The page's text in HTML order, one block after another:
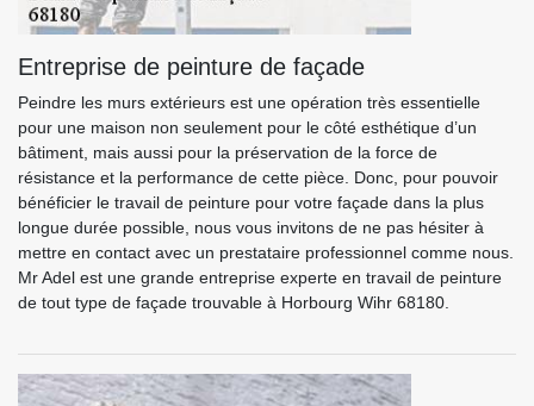
Entreprise de peinture de façade
Peindre les murs extérieurs est une opération très essentielle
pour une maison non seulement pour le côté esthétique d’un
bâtiment, mais aussi pour la préservation de la force de
résistance et la performance de cette pièce. Donc, pour pouvoir
bénéficier le travail de peinture pour votre façade dans la plus
longue durée possible, nous vous invitons de ne pas hésiter à
mettre en contact avec un prestataire professionnel comme nous.
Mr Adel est une grande entreprise experte en travail de peinture
de tout type de façade trouvable à Horbourg Wihr 68180.